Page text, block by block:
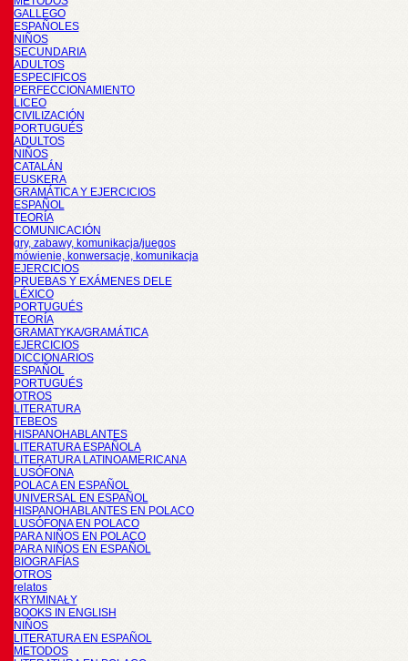
GALLEGO
ESPAÑOLES
NIÑOS
SECUNDARIA
ADULTOS
ESPECIFICOS
PERFECCIONAMIENTO
LICEO
CIVILIZACIÓN
PORTUGUÉS
ADULTOS
NIÑOS
CATALÁN
EUSKERA
GRAMÁTICA Y EJERCICIOS
ESPAÑOL
TEORÍA
COMUNICACIÓN
gry, zabawy, komunikacja/juegos
mówienie, konwersacje, komunikacja
EJERCICIOS
PRUEBAS Y EXÁMENES DELE
LÉXICO
PORTUGUÉS
TEORÍA
GRAMATYKA/GRAMÁTICA
EJERCICIOS
DICCIONARIOS
ESPAÑOL
PORTUGUÉS
OTROS
LITERATURA
TEBEOS
HISPANOHABLANTES
LITERATURA ESPAÑOLA
LITERATURA LATINOAMERICANA
LUSÓFONA
POLACA EN ESPAÑOL
UNIVERSAL EN ESPAÑOL
HISPANOHABLANTES EN POLACO
LUSÓFONA EN POLACO
PARA NIÑOS EN POLACO
PARA NIÑOS EN ESPAÑOL
BIOGRAFÍAS
OTROS
relatos
KRYMINAŁY
BOOKS IN ENGLISH
NIÑOS
LITERATURA EN ESPAÑOL
METODOS